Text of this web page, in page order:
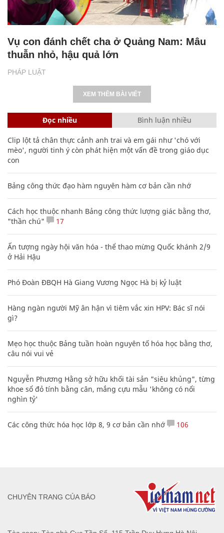
PHÁP LUẬT
Vụ con đánh chết cha ở Quảng Nam: Mâu
thuẫn nhỏ, hậu quả lớn
XEM THÊM BÀI VIẾT
Đọc nhiều Bình luận nhiều
Clip lột tả chân thực cảnh anh trai và em gái như 'chó với
mèo', người tinh ý còn phát hiện một vấn đề trong giáo dục
con
Bảng công thức đạo hàm nguyên hàm cơ bản cần nhớ
Cách học thuộc nhanh Bảng công thức lượng giác bằng thơ,
"thần chú"
17
Ấn tượng ngày hội văn hóa - thể thao mừng Quốc khánh 2/9
ở Hải Hậu
Phó Đoàn ĐBQH Hà Giang Vương Ngọc Hà bị kỷ luật
Hàng ngàn người Mỹ ân hận vì tiêm vắc xin HPV: Bác sĩ nói
gì?
Mẹo học thuộc Bảng tuần hoàn nguyên tố hóa học bằng thơ,
câu nói vui vẻ
Nguyễn Phương Hằng sở hữu khối tài sản "siêu khủng", từng
khoe sổ đỏ tính bằng cân, mắng cựu mẫu 'không có nổi
nghìn tỷ'
Các công thức hóa học lớp 8, 9 cơ bản cần nhớ 106
CHUYÊN TRANG CỦA BÁO